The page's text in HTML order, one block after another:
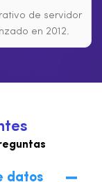
de servidor
en 2012.
tes
datos